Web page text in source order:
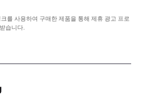
를 사용하여 구매한 제품을 통해 제휴 광고 프로
습니다.